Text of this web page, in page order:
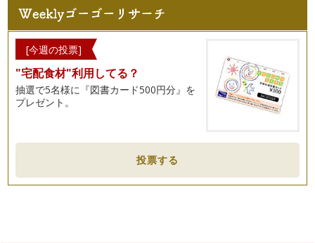
[今週の投票]
"宅配食材"利用してる？
抽選で5名様に『図書カード500円分』を
プレゼント。
投票する